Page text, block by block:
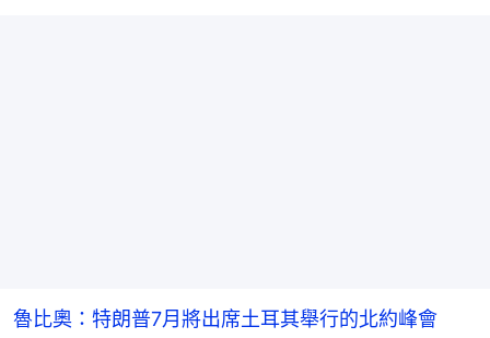
魯比奧：特朗普7月將出席土耳其舉行的北約峰會